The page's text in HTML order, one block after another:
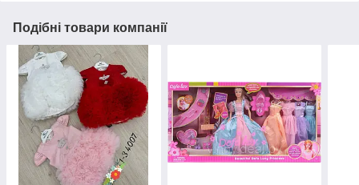
Подібні товари компанії